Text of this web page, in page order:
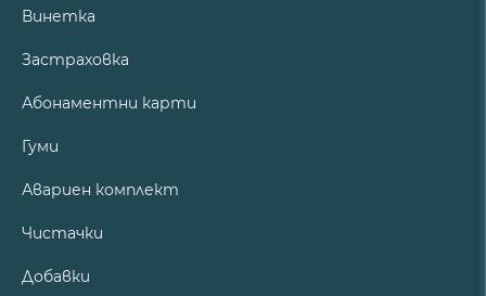
Винетка
Застраховка
Абонаментни карти
Гуми
Авариен комплект
Чистачки
Добавки